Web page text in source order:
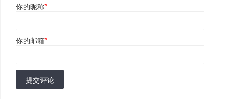
你的昵称*
你的邮箱*
提交评论